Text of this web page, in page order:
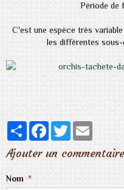
Période de
C'est une espèce très
les différentes
PartagerFacebook
TwitterEmail
Ajouter un commentaire
Nom